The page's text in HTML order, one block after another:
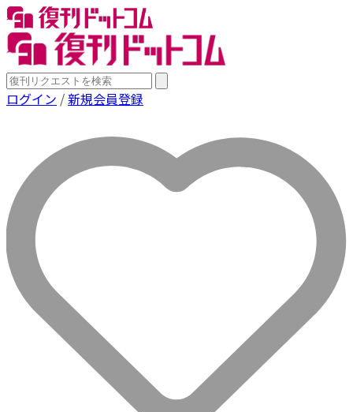
ログイン /新規会員登録